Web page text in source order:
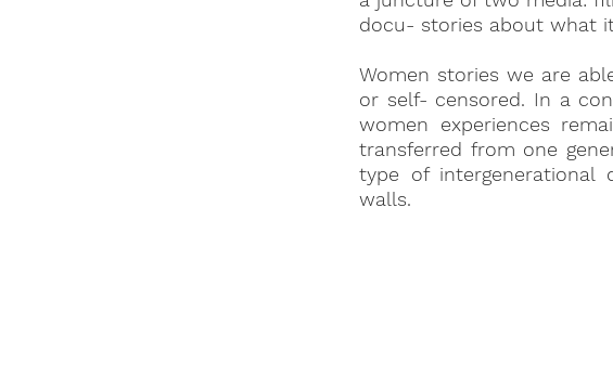
docu- stories about what
Women stories we are
or self- censored. In a
women experiences
transferred from one
type of
walls.